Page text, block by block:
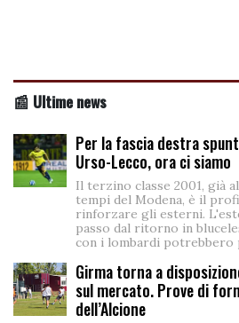
📰 Ultime news
Per la fascia destra
Urso-Lecco, ora ci siamo
Il terzino classe 2001, già
tempi del Modena, è il
rinforzare gli esterni.
passo dal ritorno in
con i lombardi potrebbero
Girma torna a
sul mercato. Prove di
dell’Alcione